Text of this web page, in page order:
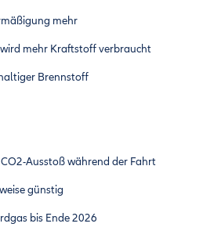
mehr
mehr Kraftstoff verbraucht
Brennstoff
Ausstoß während der Fahrt
günstig
bis Ende 2026